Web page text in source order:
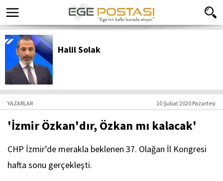
Halil Solak
YAZARLAR 10 Şubat 2020 Pazartesi
'İzmir Özkan'dır, Özkan mı kalacak'
CHP İzmir’de merakla beklenen 37. Olağan İl Kongresi
hafta sonu gerçekleşti.